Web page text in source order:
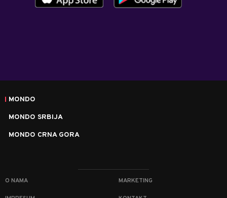
MONDO
MONDO SRBIJA
MONDO CRNA GORA
O NAMA MARKETING